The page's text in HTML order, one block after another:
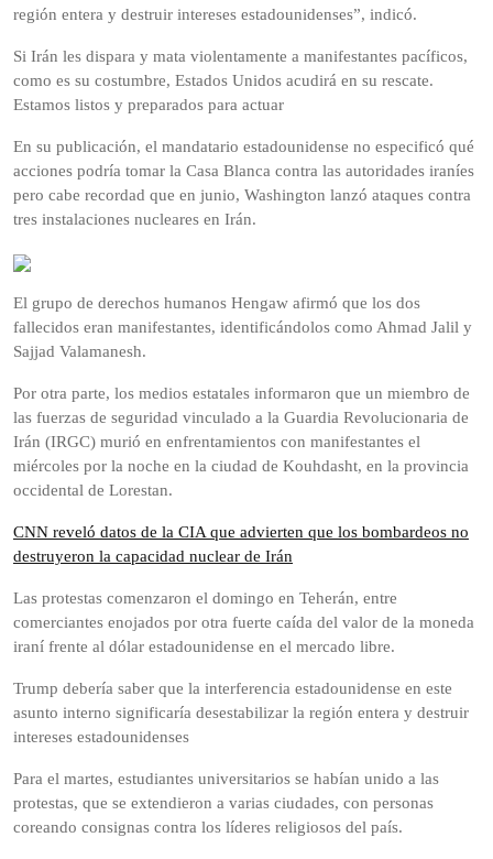
región entera y destruir intereses estadounidenses”, indicó.
Si Irán les dispara y mata violentamente a manifestantes pacíficos,
como es su costumbre, Estados Unidos acudirá en su rescate.
Estamos listos y preparados para actuar
En su publicación, el mandatario estadounidense no especificó qué
acciones podría tomar la Casa Blanca contra las autoridades iraníes
pero cabe recordad que en junio, Washington lanzó ataques contra
tres instalaciones nucleares en Irán.
El grupo de derechos humanos Hengaw afirmó que los dos
fallecidos eran manifestantes, identificándolos como Ahmad Jalil y
Sajjad Valamanesh.
Por otra parte, los medios estatales informaron que un miembro de
las fuerzas de seguridad vinculado a la Guardia Revolucionaria de
Irán (IRGC) murió en enfrentamientos con manifestantes el
miércoles por la noche en la ciudad de Kouhdasht, en la provincia
occidental de Lorestan.
CNN reveló datos de la CIA que advierten que los bombardeos no
destruyeron la capacidad nuclear de Irán
Las protestas comenzaron el domingo en Teherán, entre
comerciantes enojados por otra fuerte caída del valor de la moneda
iraní frente al dólar estadounidense en el mercado libre.
Trump debería saber que la interferencia estadounidense en este
asunto interno significaría desestabilizar la región entera y destruir
intereses estadounidenses
Para el martes, estudiantes universitarios se habían unido a las
protestas, que se extendieron a varias ciudades, con personas
coreando consignas contra los líderes religiosos del país.